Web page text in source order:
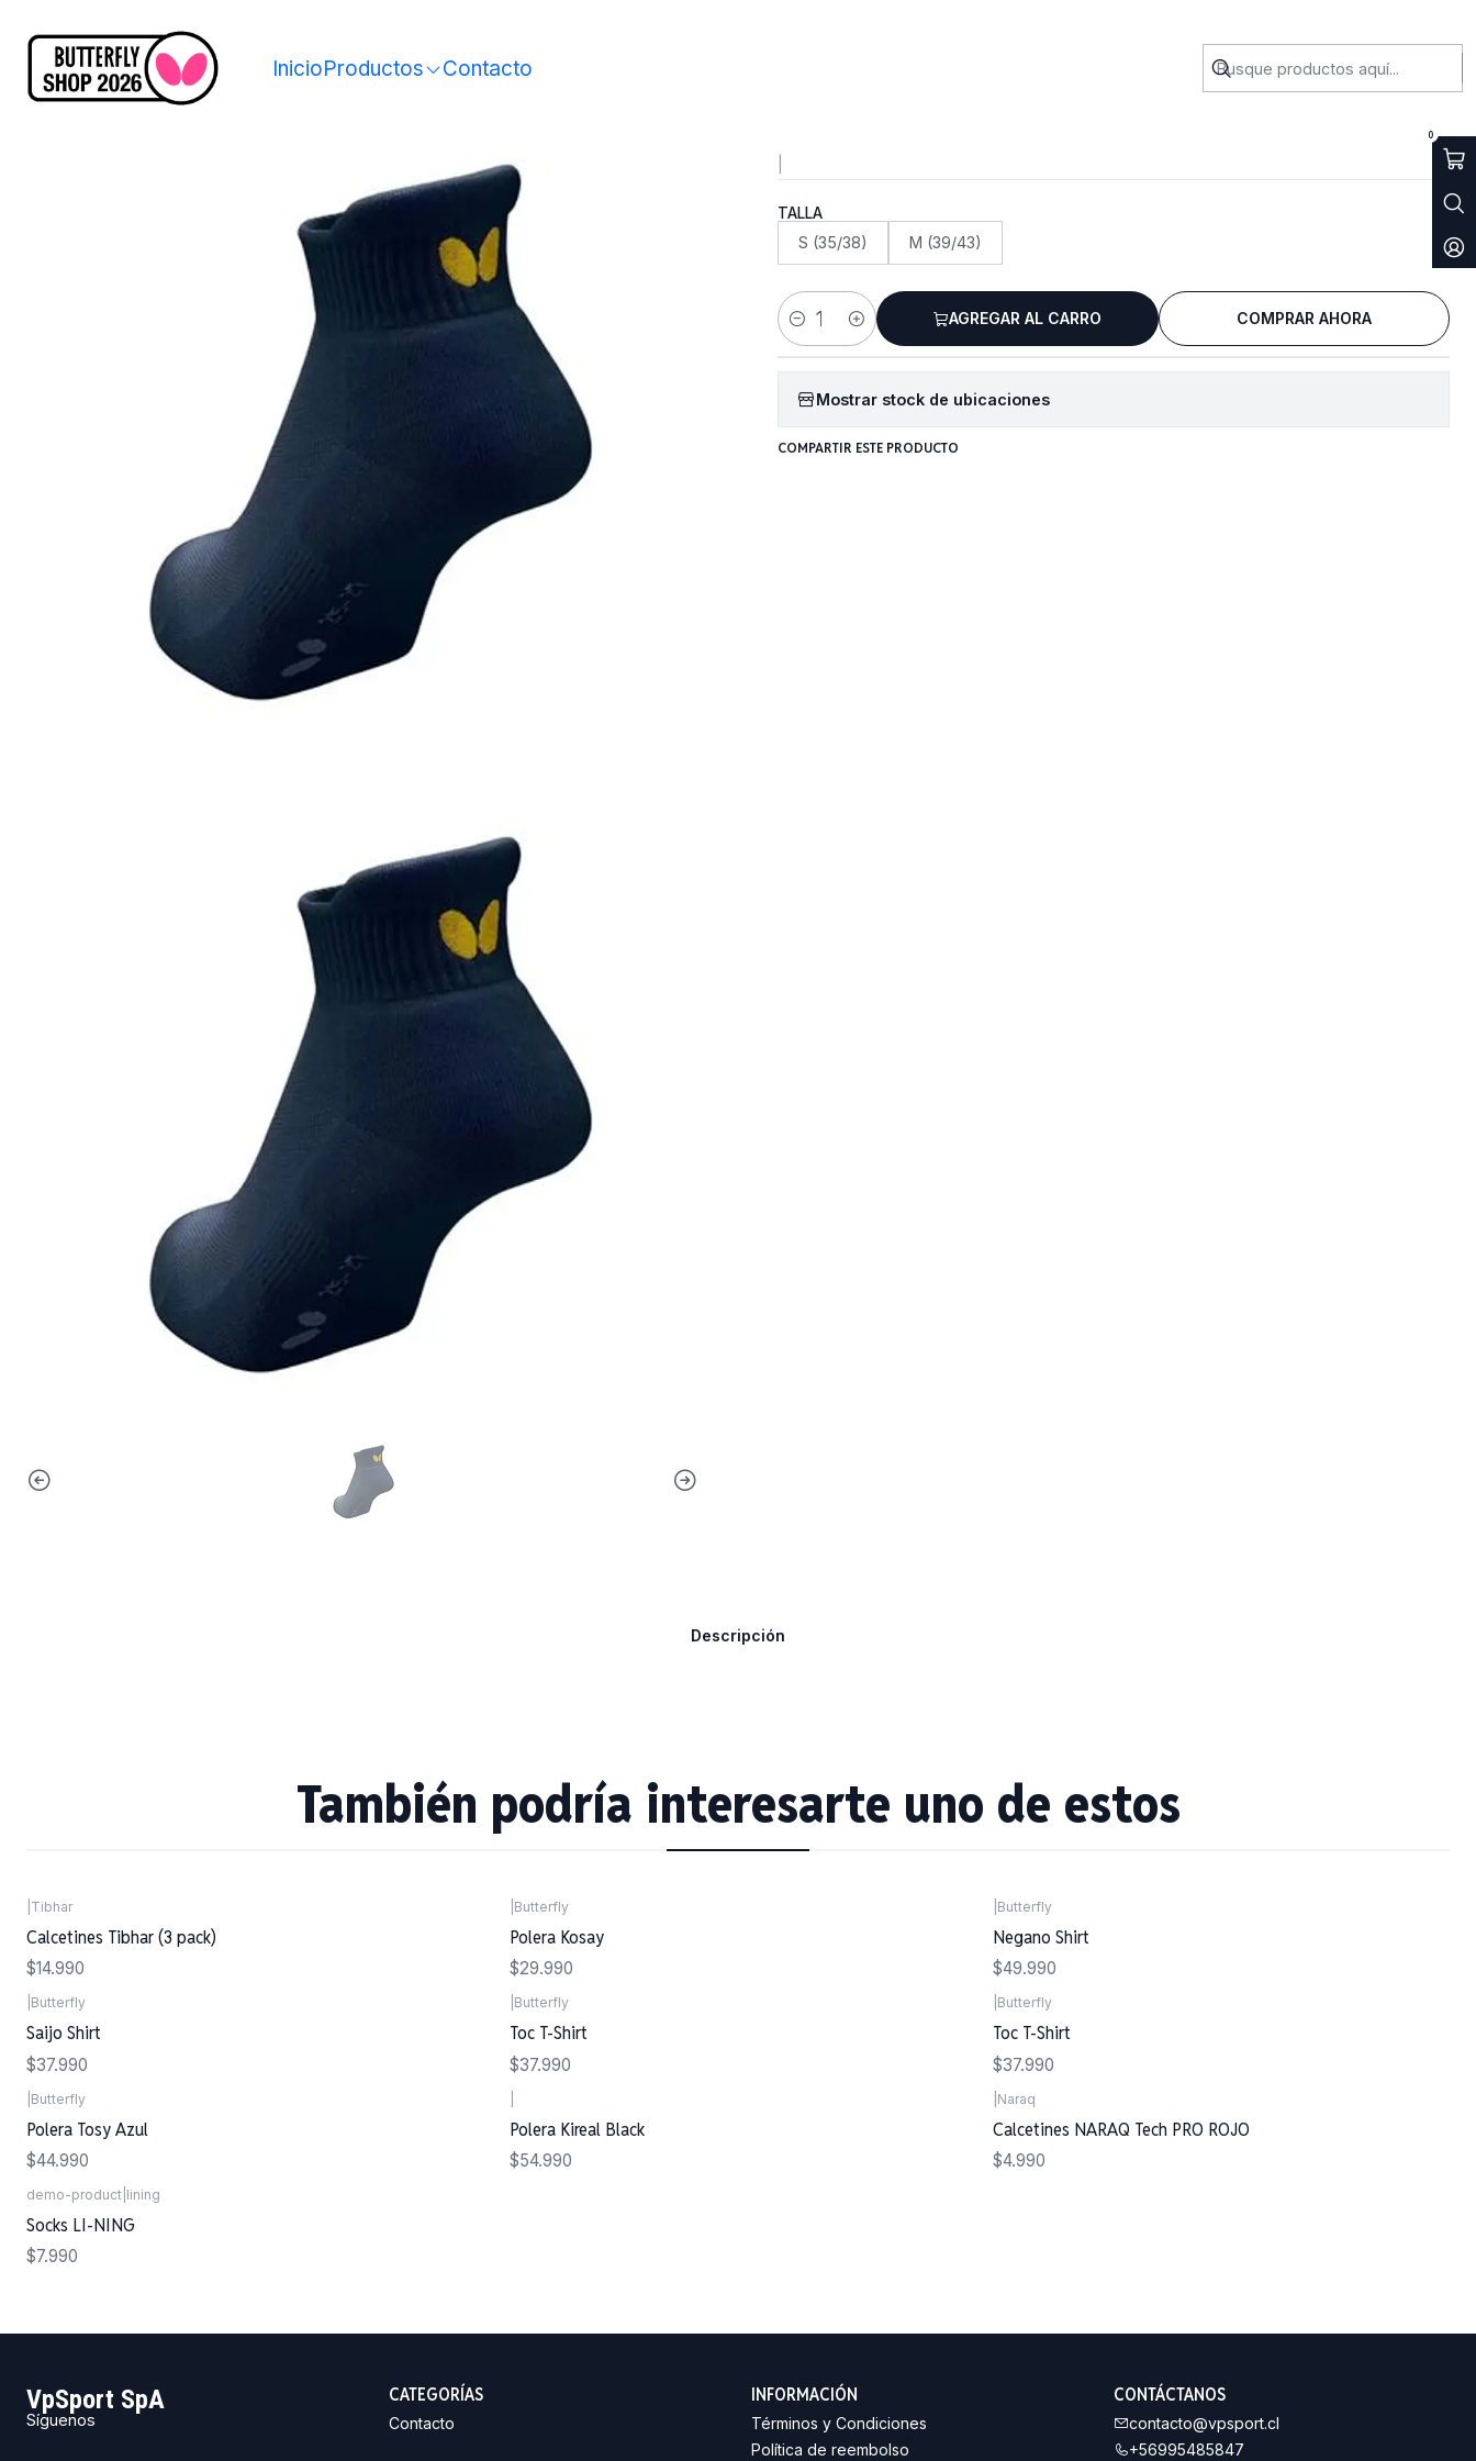
InicioProductos Contacto
0
TALLA
S (35/38) M (39/43)
Cantidad
AGREGAR AL CARRO COMPRAR AHORA
Mostrar stock de ubicaciones
COMPARTIR ESTE PRODUCTO
Descripción
También podría interesarte uno de estos
Tibhar
Calcetines Tibhar (3 pack)
$14.990
Butterfly
Polera Kosay
$29.990
Butterfly
Negano Shirt
$49.990
Butterfly
Saijo Shirt
$37.990
Butterfly
Toc T-Shirt
$37.990
Butterfly
Toc T-Shirt
$37.990
Butterfly
Polera Tosy Azul
$44.990
Polera Kireal Black
$54.990
Naraq
Calcetines NARAQ Tech PRO ROJO
$4.990
demo-product lining
Socks LI-NING
$7.990
VpSport SpA
Síguenos
CATEGORÍAS
Contacto
INFORMACIÓN
Términos y Condiciones
Política de reembolso
CONTÁCTANOS
contacto@vpsport.cl
+56995485847